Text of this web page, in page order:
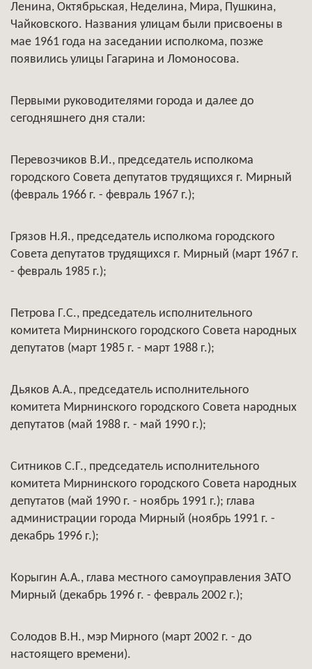
Ленина, Октябрьская, Неделина, Мира, Пушкина,
Чайковского. Названия улицам были присвоены в
мае 1961 года на заседании исполкома, позже
появились улицы Гагарина и Ломоносова.
Первыми руководителями города и далее до
сегодняшнего дня стали:
Перевозчиков В.И., председатель исполкома
городского Совета депутатов трудящихся г. Мирный
(февраль 1966 г. - февраль 1967 г.);
Грязов Н.Я., председатель исполкома городского
Совета депутатов трудящихся г. Мирный (март 1967 г.
- февраль 1985 г.);
Петрова Г.С., председатель исполнительного
комитета Мирнинского городского Совета народных
депутатов (март 1985 г. - март 1988 г.);
Дьяков А.А., председатель исполнительного
комитета Мирнинского городского Совета народных
депутатов (май 1988 г. - май 1990 г.);
Ситников С.Г., председатель исполнительного
комитета Мирнинского городского Совета народных
депутатов (май 1990 г. - ноябрь 1991 г.); глава
администрации города Мирный (ноябрь 1991 г. -
декабрь 1996 г.);
Корыгин А.А., глава местного самоуправления ЗАТО
Мирный (декабрь 1996 г. - февраль 2002 г.);
Солодов В.Н., мэр Мирного (март 2002 г. - до
настоящего времени).